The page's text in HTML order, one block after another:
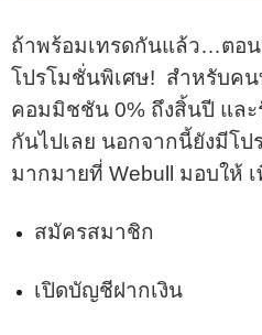
ถ้าพร้อมเทรดกันแล้ว…ตอ
โปรโมชั่นพิเศษ! สำหรับค
คอมมิชชัน 0% ถึงสิ้นปี แล
กันไปเลย นอกจากนี้ยังมีโป
มากมายที่ Webull มอบให้
สมัครสมาชิก
เปิดบัญชีฝากเงิน